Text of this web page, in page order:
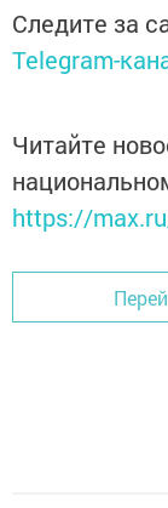
Следите за
Telegram-
Читайте
https://